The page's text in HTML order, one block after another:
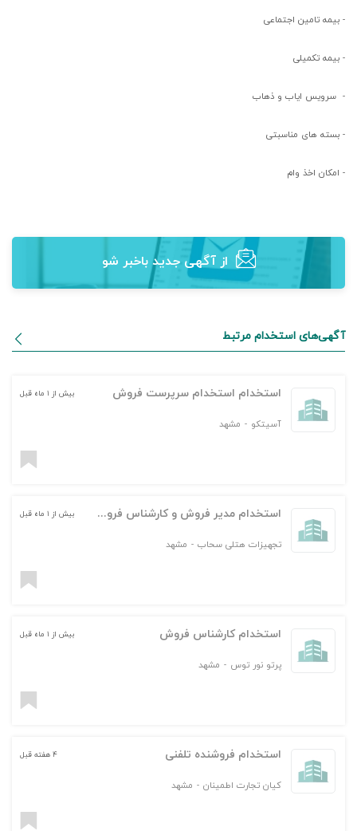
- بیمه تامین اجتماعی
- بیمه تکمیلی
- سرویس ایاب و ذهاب
- بسته های مناسبتی
- امکان اخذ وام
از آگهی‌ جدید باخبر شو
آگهی‌های استخدام مرتبط
استخدام استخدام سرپرست فروش
آسیتکو - مشهد
بیش از ۱ ماه قبل
استخدام مدیر فروش و کارشناس فروش
تجهیزات هتلی سحاب - مشهد
بیش از ۱ ماه قبل
استخدام کارشناس فروش
پرتو نور توس - مشهد
بیش از ۱ ماه قبل
استخدام فروشنده تلفنی
کیان تجارت اطمینان - مشهد
۴ هفته قبل